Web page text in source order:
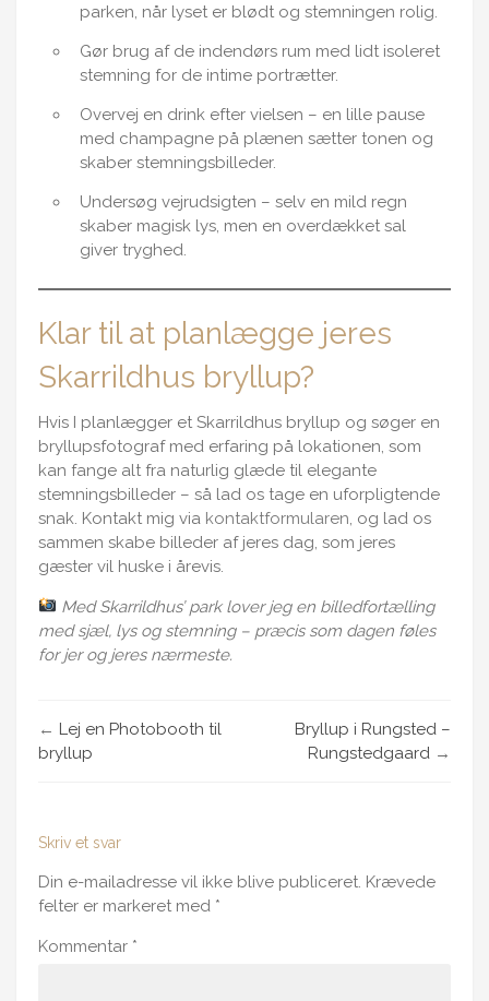
parken, når lyset er blødt og stemningen rolig.
Gør brug af de indendørs rum med lidt isoleret
stemning for de intime portrætter.
Overvej en drink efter vielsen – en lille pause
med champagne på plænen sætter tonen og
skaber stemningsbilleder.
Undersøg vejrudsigten – selv en mild regn
skaber magisk lys, men en overdækket sal
giver tryghed.
Klar til at planlægge jeres
Skarrildhus bryllup?
Hvis I planlægger et Skarrildhus bryllup og søger en
bryllupsfotograf med erfaring på lokationen, som
kan fange alt fra naturlig glæde til elegante
stemningsbilleder – så lad os tage en uforpligtende
snak. Kontakt mig via kontaktformularen , og lad os
sammen skabe billeder af jeres dag, som jeres
gæster vil huske i årevis.
Med Skarrildhus’ park lover jeg en billedfortælling
med sjæl, lys og stemning – præcis som dagen føles
for jer og jeres nærmeste.
← Lej en Photobooth til
bryllup
Bryllup i Rungsted –
Rungstedgaard →
Skriv et svar
Din e-mailadresse vil ikke blive publiceret. Krævede
felter er markeret med *
Kommentar *